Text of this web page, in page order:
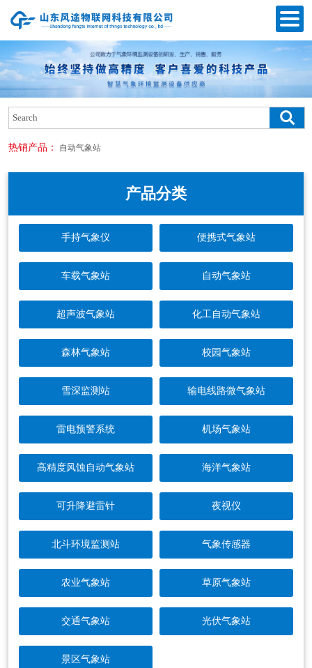
热销产品： 自动气象站
产品分类
手持气象仪 便携式气象站
车载气象站 自动气象站
超声波气象站 化工自动气象站
森林气象站 校园气象站
雪深监测站 输电线路微气象站
雷电预警系统 机场气象站
高精度风蚀自动气象站 海洋气象站
可升降避雷针 夜视仪
北斗环境监测站 气象传感器
农业气象站 草原气象站
交通气象站 光伏气象站
景区气象站